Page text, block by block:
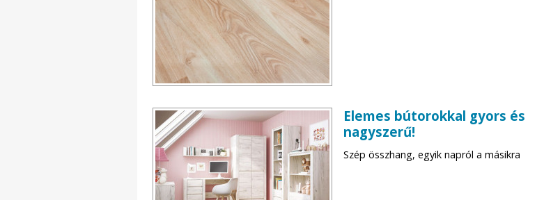
Elemes bútorokkal gyors és
nagyszerű!
Szép összhang, egyik napról a másikra